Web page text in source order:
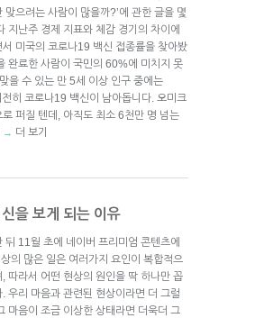
맞으려는 사람이 많을까?’에 관한 글을 몇
지난주 경제 지표와 체감 경기의 차이에
미국의 코로나19 백신 접종률을 찾아봤
완료한 사람이 국민의 60%에 미치지 못
을 수 있는 만 5세 이상 인구 중에는
히 코로나19 백신이 남아돕니다. 오미크
퍼질 텐데, 아직도 최소 6천만 명 넘는
→ 더 보기
을 보게 되는 이유
뒤 11월 초에 네이버 프리미엄 콘텐츠에
의 많은 일은 여러가지 요인이 복합적으
따라서 어떤 현상의 원인을 딱 하나만 꼽
우리 마음과 관련된 현상이라면 더 그럴
마음이 조금 이상한 상태라면 더욱더 그